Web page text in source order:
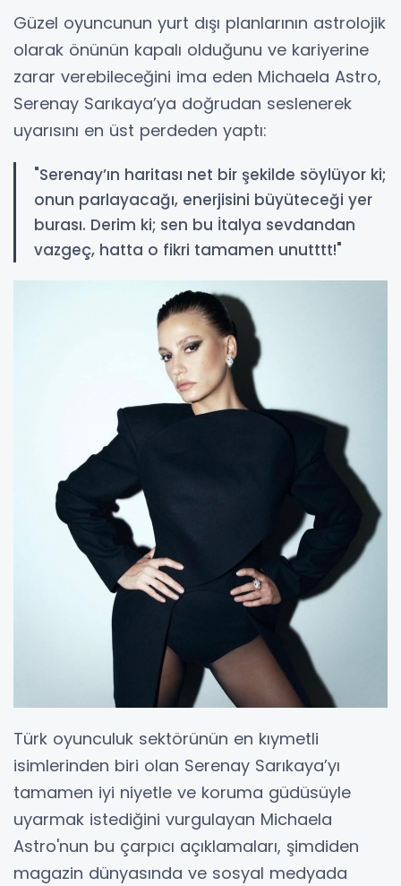
Güzel oyuncunun yurt dışı planlarının astrolojik
olarak önünün kapalı olduğunu ve kariyerine
zarar verebileceğini ima eden Michaela Astro,
Serenay Sarıkaya’ya doğrudan seslenerek
uyarısını en üst perdeden yaptı:
"Serenay’ın haritası net bir şekilde söylüyor ki;
onun parlayacağı, enerjisini büyüteceği yer
burası. Derim ki; sen bu İtalya sevdandan
vazgeç, hatta o fikri tamamen unutttt!"
Türk oyunculuk sektörünün en kıymetli
isimlerinden biri olan Serenay Sarıkaya’yı
tamamen iyi niyetle ve koruma güdüsüyle
uyarmak istediğini vurgulayan Michaela
Astro'nun bu çarpıcı açıklamaları, şimdiden
magazin dünyasında ve sosyal medyada